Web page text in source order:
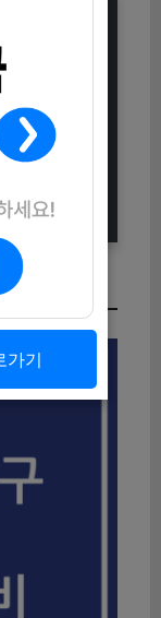
용권
총정
합지원
보육까
가기